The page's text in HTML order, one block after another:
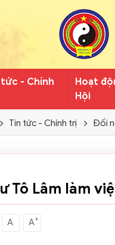
- Chính
Hoạt
Hội
Tin tức - Chính trị Đối
Tô Lâm làm
A A+